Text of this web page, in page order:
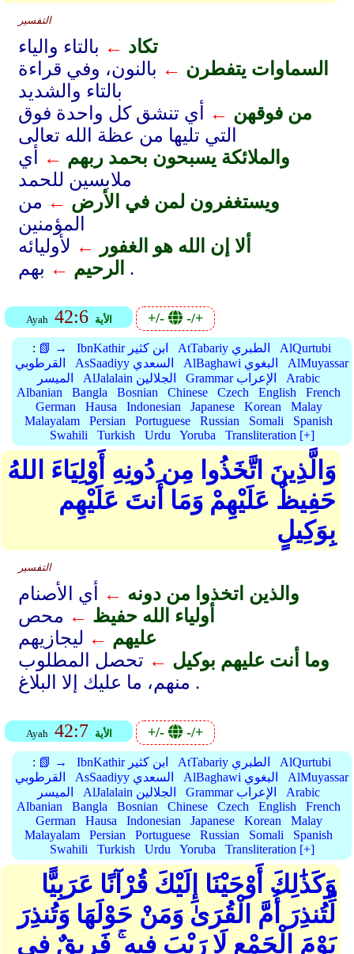
التفسير
تكاد ← بالتاء والياء
السماوات يتفطرن ← بالنون، وفي قراءة
بالتاء والشديد
من فوقهن ←
أي تنشق كل واحدة فوق
التي تليها من عظة الله تعالى
والملائكة يسبحون بحمد ربهم ←
أي
ملابسين للحمد
ويستغفرون لمن في الأرض ← من
المؤمنين
ألا إن الله هو الغفور
← لأوليائه
الرحيم ← بهم .
Ayah 42:6 الأية +/- -/+
: 📗 → IbnKathir ابن كثير AtTabariy الطبري
AlQurtubi
القرطوبي
AsSaadiyy السعدي AlBaghawi البغوي
AlMuyassar
الميسر
AlJalalain الجلالين Grammar الإعراب
Arabic
Albanian
Bangla Bosnian Chinese Czech English
French
German
Hausa Indonesian Japanese Korean
Malay
Malayalam
Persian Portuguese Russian Somali
Spanish
Swahili
Turkish Urdu Yoruba Transliteration [+]
وَالَّذِينَ اتَّخَذُوا مِن دُونِهِ أَوْلِيَاءَ اللهُ
حَفِيظٌ عَلَيْهِمْ وَمَا أَنتَ عَلَيْهِم
بِوَكِيلٍ
التفسير
والذين اتخذوا من دونه ←
أي الأصنام
أولياء الله حفيظ ← محص
عليهم ← ليجازيهم
وما أنت عليهم بوكيل ← تحصل المطلوب
منهم، ما عليك إلا البلاغ .
Ayah 42:7 الأية +/- -/+
: 📗 → IbnKathir ابن كثير AtTabariy الطبري
AlQurtubi
القرطوبي
AsSaadiyy السعدي AlBaghawi البغوي
AlMuyassar
الميسر
AlJalalain الجلالين Grammar الإعراب
Arabic
Albanian
Bangla Bosnian Chinese Czech English
French
German
Hausa Indonesian Japanese Korean
Malay
Malayalam
Persian Portuguese Russian Somali
Spanish
Swahili
Turkish Urdu Yoruba Transliteration [+]
وَكَذَٰلِكَ أَوْحَيْنَا إِلَيْكَ قُرْآنًا عَرَبِيًّا
لِّتُنذِرَ أُمَّ الْقُرَىٰ وَمَنْ حَوْلَهَا وَتُنذِرَ
يَوْمَ الْجَمْعِ لَا رَيْبَ فِيهِ ۚ فَرِيقٌ فِي